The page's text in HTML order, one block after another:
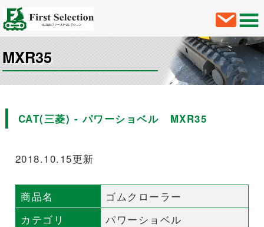
MXR35
CAT(三菱) - パワーショベル MXR35
2018.10.15更新
商品名
ゴムクローラー
カテゴリ
パワーショベル